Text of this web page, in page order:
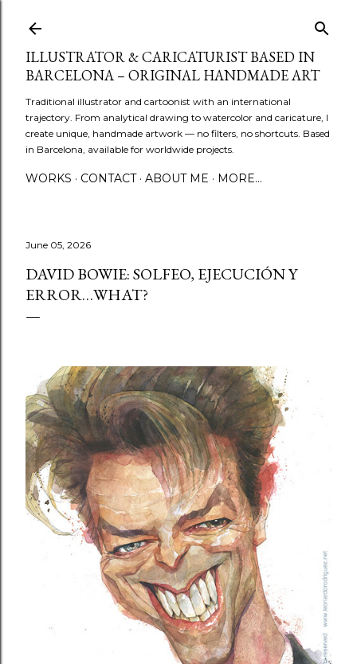
ILLUSTRATOR & CARICATURIST BASED IN
BARCELONA – ORIGINAL HANDMADE ART
Traditional illustrator and cartoonist with an international
trajectory. From analytical drawing to watercolor and caricature, I
create unique, handmade artwork — no filters, no shortcuts. Based
in Barcelona, available for worldwide projects.
WORKS CONTACT ABOUT ME MORE…
June 05, 2026
DAVID BOWIE: SOLFEO, EJECUCIÓN Y
ERROR…WHAT?